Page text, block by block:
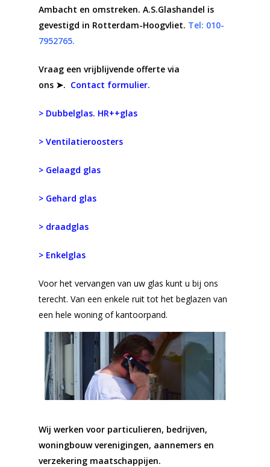
Ambacht en omstreken. A.S.Glashandel is
gevestigd in Rotterdam-Hoogvliet. Tel: 010-
7952765.
Vraag een vrijblijvende offerte via
ons ➤. Contact formulier.
> Dubbelglas. HR++glas
> Ventilatieroosters
> Gelaagd glas
> Gehard glas
> draadglas
> Enkelglas
Voor het vervangen van uw glas kunt u bij ons
terecht. Van een enkele ruit tot het beglazen van
een hele woning of kantoorpand.
Wij werken voor particulieren, bedrijven,
woningbouw verenigingen, aannemers en
verzekering maatschappijen.